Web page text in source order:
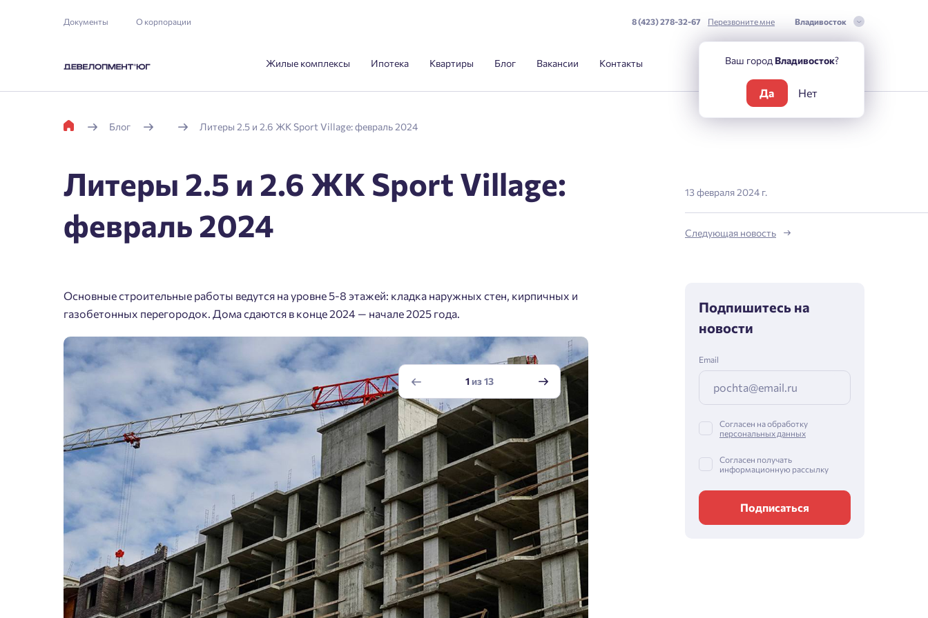
Документы О корпорации 8 (423) 278-32-67 Перезвоните мне Владивосток
Жилые комплексы Ипотека Квартиры Блог Вакансии Контакты
Блог Литеры 2.5 и 2.6 ЖК Sport Village: февраль 2024
Литеры 2.5 и 2.6 ЖК Sport Village:
февраль 2024
Основные строительные работы ведутся на уровне 5-8 этажей: кладка наружных стен, кирпичных и
газобетонных перегородок. Дома сдаются в конце 2024 — начале 2025 года.
1из13
13 февраля 2024 г.
Следующая новость
Подпишитесь на
новости
Email
Согласен на обработку
персональных данных
Согласен получать
информационную рассылку
Подписаться
Ваш город Владивосток?
Да Нет